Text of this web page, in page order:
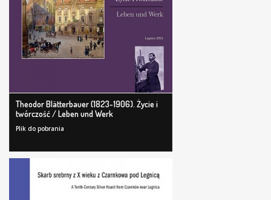
Theodor Blätterbauer (1823-1906). Życie i
twórczość / Leben und Werk
Plik do pobrania